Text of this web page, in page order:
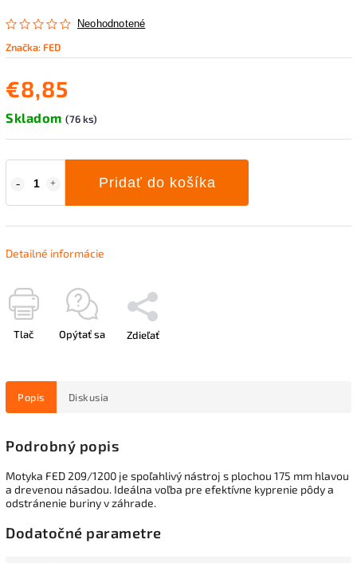
Neohodnotené
Značka: FED
€8,85
Skladom (76 ks)
Pridať do košíka
Detailné informácie
Tlač Opýtať sa Zdieľať
Popis Diskusia
Podrobný popis
Motyka FED 209/1200 je spoľahlivý nástroj s plochou 175 mm hlavou
a drevenou násadou. Ideálna voľba pre efektívne kyprenie pôdy a
odstránenie buriny v záhrade.
Dodatočné parametre